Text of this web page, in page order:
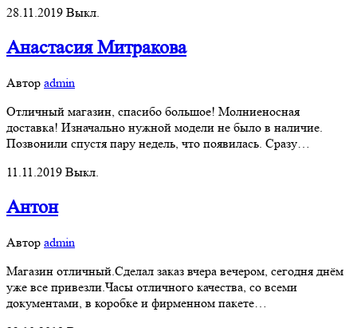
28.11.2019 Выкл.
Анастасия Митракова
Автор admin
Отличный магазин, спасибо большое! Молниеносная
доставка! Изначально нужной модели не было в наличие.
Позвонили спустя пару недель, что появилась. Сразу…
11.11.2019 Выкл.
Антон
Автор admin
Магазин отличный.Сделал заказ вчера вечером, сегодня днём
уже все привезли.Часы отличного качества, со всеми
документами, в коробке и фирменном пакете…